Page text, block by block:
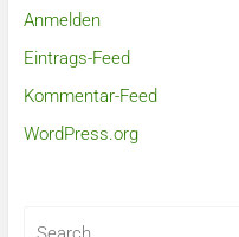
Anmelden
Eintrags-Feed
Kommentar-Feed
WordPress.org